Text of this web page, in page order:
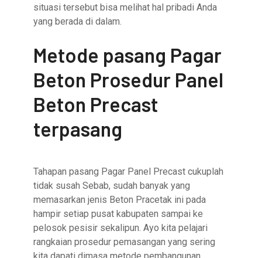
situasi tersebut bisa melihat hal pribadi Anda
yang berada di dalam.
Metode pasang Pagar
Beton Prosedur Panel
Beton Precast
terpasang
Tahapan pasang Pagar Panel Precast cukuplah
tidak susah Sebab, sudah banyak yang
memasarkan jenis Beton Pracetak ini pada
hampir setiap pusat kabupaten sampai ke
pelosok pesisir sekalipun. Ayo kita pelajari
rangkaian prosedur pemasangan yang sering